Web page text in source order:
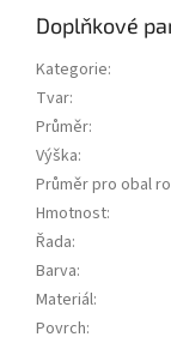
Doplňkové
Kategorie:
Tvar:
Průměr:
Výška:
Průměr pro obal
Hmotnost:
Řada:
Barva:
Materiál:
Povrch: